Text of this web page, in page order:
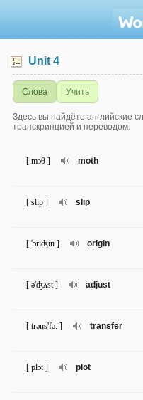
Unit 4
Слова Учить
Здесь вы найдёте английские
транскрипцией и переводом.
moth
[ mɔθ ]
slip
[ slip ]
origin
[ 'ɔriʤin ]
adjust
[ ə'ʤʌst ]
transfer
[ trəns'fə: ]
plot
[ plɔt ]